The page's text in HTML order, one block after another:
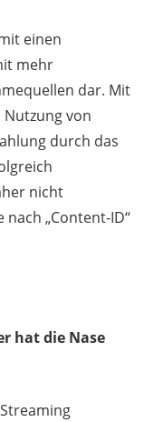
einen
mehr
dar. Mit
von
durch das
nicht
„Content-ID“
hat die Nase